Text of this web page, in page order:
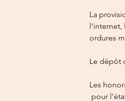
La
l'internet,
ordures
Le dépôt
Les
pour